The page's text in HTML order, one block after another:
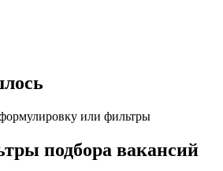
или фильтры
подбора вакансий